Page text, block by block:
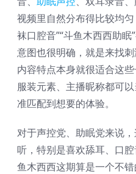
视频里自然分布得比较均匀
袜口腔音”“斗鱼木西西助
意图也很明确，就是来找
内容特点本身就很适合这
服装元素、主播昵称都可
准匹配到想要的体验。
对于声控党、助眠党来说
听，特别是喜欢舔耳、口
鱼木西西这期算是一个不